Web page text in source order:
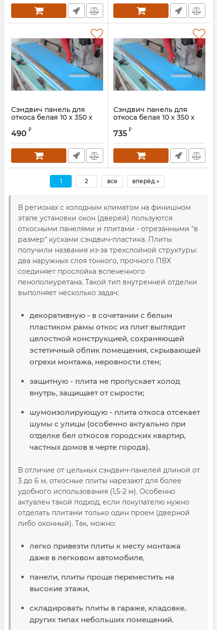
Сэндвич панель для
откоса белая 10 х 350 х
490 ₽
Сэндвич панель для
откоса белая 10 х 350 х
735 ₽
1 2 все вперёд »
В регионах с холодным климатом на финишном
этапе установки окон (дверей) пользуются
откосными панелями и плитами - отрезанными "в
размер" кусками сэндвич-пластика. Плиты
получили названия из-за трехслойной структуры:
два наружных слоя тонкого, прочного ПВХ
соединяет прослойка вспененного
пенополиуретана. Такой тип внутренней отделки
выполняет несколько задач:
декоративную - в сочетании с белым
пластиком рамы откос из плит выглядит
целостной конструкцией, сохраняющей
эстетичный облик помещения, скрывающей
огрехи монтажа, неровности стен;
защитную - плита не пропускает холод
внутрь, защищает от сырости;
шумоизолирующую - плита откоса отсекает
шумы с улицы (особенно актуально при
отделке бел откосов городских квартир,
частных домов в черте города).
В отличие от цельных сэндвич-панелей длиной от
3 до 6 м, откосные плиты нарезают для более
удобного использования (1,5-2 м). Особенно
актуален такой подход, если покупателю нужно
отделать плитами только один проем (дверной
либо оконный). Так, можно:
легко привезти плиты к месту монтажа
даже в легковом автомобиле,
панели, плиты проще переместить на
высокие этажи,
складировать плиты в гараже, кладовке,
других типах небольших помещений.